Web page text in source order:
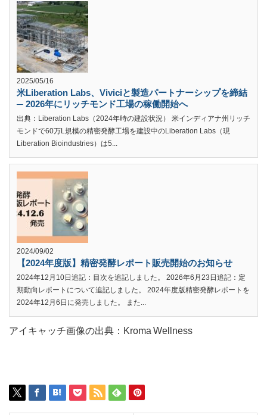
2025/05/16
米Liberation Labs、Viviciと製造パートナーシップを締結
─ 2026年にリッチモンド工場の稼働開始へ
出典：Liberation Labs（2024年時の建設状況） 米インディアナ州リッチ
モンドで60万L規模の精密発酵工場を建設中のLiberation Labs（現
Liberation Bioindustries）は5...
2024/09/02
【2024年度版】精密発酵レポート販売開始のお知らせ
2024年12月10日追記：目次を追記しました。 2026年6月23日追記：定
期動向レポートについて追記しました。 2024年度版精密発酵レポートを
2024年12月6日に発売しました。 また...
アイキャッチ画像の出典：Kroma Wellness